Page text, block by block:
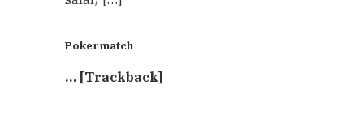
Pokermatch
… [Trackback]